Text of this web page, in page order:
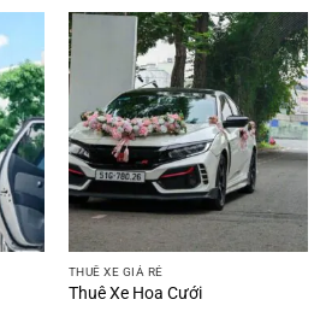
THUÊ XE GIÁ RẺ
Thuê Xe Hoa Cưới